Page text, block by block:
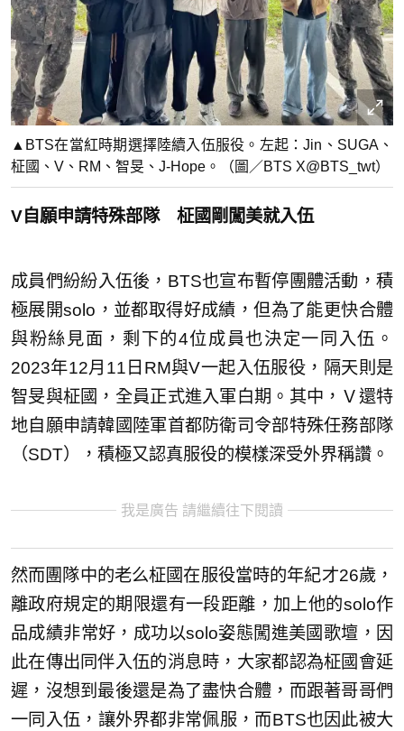
▲BTS在當紅時期選擇陸續入伍服役。左起：Jin、SUGA、
柾國、V、RM、智旻、J-Hope。（圖／BTS X@BTS_twt）
V自願申請特殊部隊 柾國剛闖美就入伍
成員們紛紛入伍後，BTS也宣布暫停團體活動，積
極展開solo，並都取得好成績，但為了能更快合體
與粉絲見面，剩下的4位成員也決定一同入伍。
2023年12月11日RM與V一起入伍服役，隔天則是
智旻與柾國，全員正式進入軍白期。其中，Ｖ還特
地自願申請韓國陸軍首都防衛司令部特殊任務部隊
（SDT），積極又認真服役的模樣深受外界稱讚。
我是廣告 請繼續往下閱讀
然而團隊中的老么柾國在服役當時的年紀才26歲，
離政府規定的期限還有一段距離，加上他的solo作
品成績非常好，成功以solo姿態闖進美國歌壇，因
此在傳出同伴入伍的消息時，大家都認為柾國會延
遲，沒想到最後還是為了盡快合體，而跟著哥哥們
一同入伍，讓外界都非常佩服，而BTS也因此被大